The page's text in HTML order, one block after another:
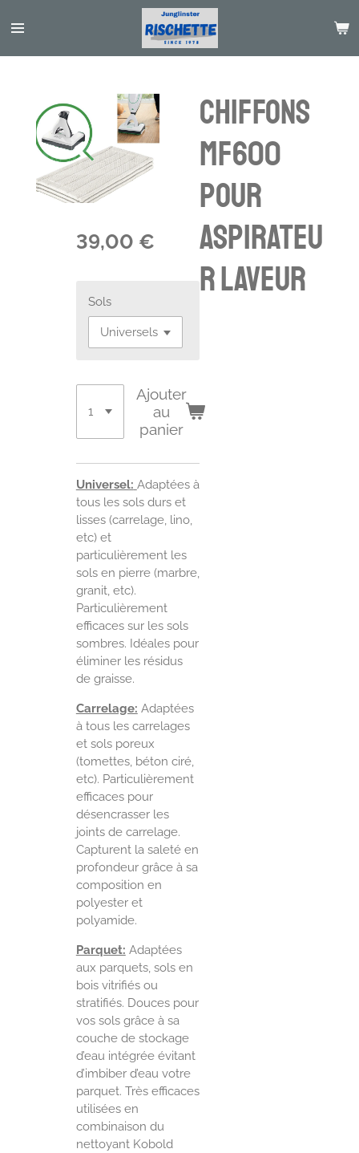
au
Chiffons
MF600
pour
aspirateu
r laveur
39,00 €
Sols
Ajouter
au
panier
Universel: Adaptées à
tous les sols durs et
lisses (carrelage, lino,
etc) et
particulièrement les
sols en pierre (marbre,
granit, etc).
Particulièrement
efficaces sur les sols
sombres. Idéales pour
éliminer les résidus
de graisse.
Carrelage: Adaptées
à tous les carrelages
et sols poreux
(tomettes, béton ciré,
etc). Particulièrement
efficaces pour
désencrasser les
joints de carrelage.
Capturent la saleté en
profondeur grâce à sa
composition en
polyester et
polyamide.
Parquet: Adaptées
aux parquets, sols en
bois vitrifiés ou
stratifiés. Douces pour
vos sols grâce à sa
couche de stockage
d’eau intégrée évitant
d’imbiber d’eau votre
parquet. Très efficaces
utilisées en
combinaison du
nettoyant Kobold